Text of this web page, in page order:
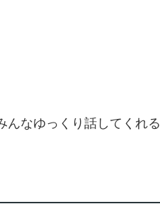
んなゆっくり話してくれる